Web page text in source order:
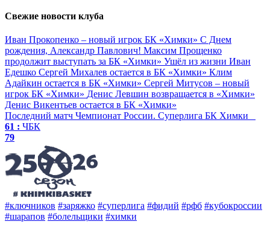
Свежие новости клуба
Иван Прокопенко – новый игрок БК «Химки» С Днем
рождения, Александр Павлович! Максим Прощенко
продолжит выступать за БК «Химки» Ушёл из жизни Иван
Едешко Сергей Михалев остается в БК «Химки» Клим
Адайкин остается в БК «Химки» Сергей Митусов – новый
игрок БК «Химки» Денис Левшин возвращается в «Химки»
Денис Викентьев остается в БК «Химки»
Последний матч Чемпионат России. Суперлига БК Химки
61 : ЧБК
79
#ключников #заряжко #суперлига #фидий #рфб #кубокроссии
#шарапов #болельщики #химки